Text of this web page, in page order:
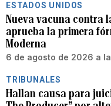
ESTADOS UNIDOS
Nueva vacuna contra
aprueba la primera
Moderna
6 de agosto de 2026 a
TRIBUNALES
Hallan causa para